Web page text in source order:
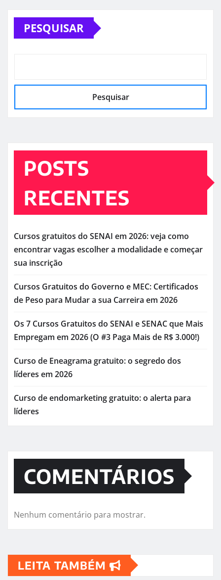
PESQUISAR
Pesquisar
POSTS
RECENTES
Cursos gratuitos do SENAI em 2026: veja como
encontrar vagas escolher a modalidade e começar
sua inscrição
Cursos Gratuitos do Governo e MEC: Certificados
de Peso para Mudar a sua Carreira em 2026
Os 7 Cursos Gratuitos do SENAI e SENAC que Mais
Empregam em 2026 (O #3 Paga Mais de R$ 3.000!)
Curso de Eneagrama gratuito: o segredo dos
líderes em 2026
Curso de endomarketing gratuito: o alerta para
líderes
COMENTÁRIOS
Nenhum comentário para mostrar.
LEITA TAMBÉM